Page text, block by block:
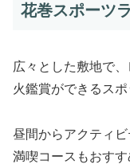
花巻スポーツ
広々とした敷地で
火鑑賞ができるスポ
昼間からアクティ
満喫コースもおすす